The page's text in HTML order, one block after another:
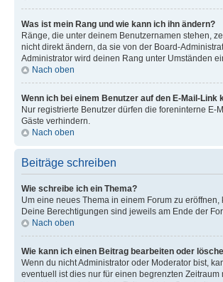
Was ist mein Rang und wie kann ich ihn ändern?
Ränge, die unter deinem Benutzernamen stehen,
nicht direkt ändern, da sie von der Board-
Administrator wird deinen Rang unter Umständen
Nach oben
Wenn ich bei einem Benutzer auf den E-Mail-
Nur registrierte Benutzer dürfen die foreninterne
Gäste verhindern.
Nach oben
Beiträge schreiben
Wie schreibe ich ein Thema?
Um eine neues Thema in einem Forum zu
Deine Berechtigungen sind jeweils am Ende der
Nach oben
Wie kann ich einen Beitrag bearbeiten oder
Wenn du nicht Administrator oder Moderator bist,
eventuell ist dies nur für einen begrenzten